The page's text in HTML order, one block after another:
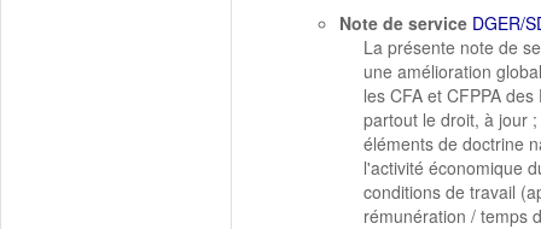
Note de service DGER/
La présente note de
une amélioration
les CFA et CFPPA
partout le droit, à jour
éléments de doctrine
l'activité économique
conditions de travail
rémunération / temps